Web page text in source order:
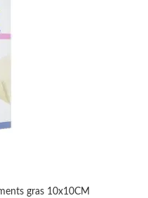
gras 10x10CM